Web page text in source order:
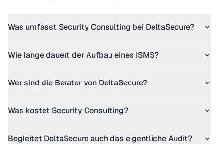
Was umfasst Security Consulting bei DeltaSecure?
Wie lange dauert der Aufbau eines ISMS?
Wer sind die Berater von DeltaSecure?
Was kostet Security Consulting?
Begleitet DeltaSecure auch das eigentliche Audit?